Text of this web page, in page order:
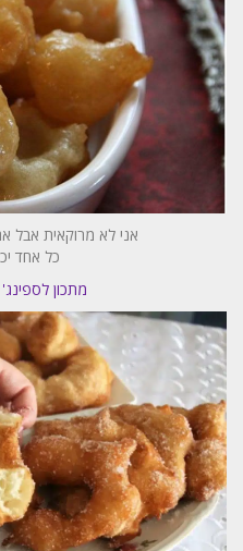
אני לא מרוקאית אבל
כל אחד
מתכון